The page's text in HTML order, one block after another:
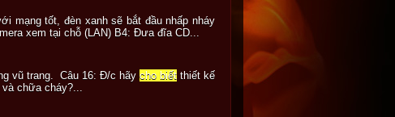
mạng tốt, đèn xanh sẽ bắt đầu nhấp nháy
xem tại chỗ (LAN) B4: Đưa đĩa CD...
vũ trang. Câu 16: Đ/c hãy cho biết thiết kế
chữa cháy?...